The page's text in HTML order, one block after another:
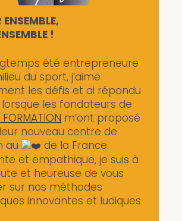
!
été entrepreneure
du sport, j’aime
les défis et ai répondu
les fondateurs de
m’ont proposé
nouveau centre de
au
de la France.
et empathique, je suis à
et heureuse de vous
sur nos méthodes
innovantes et ludiques